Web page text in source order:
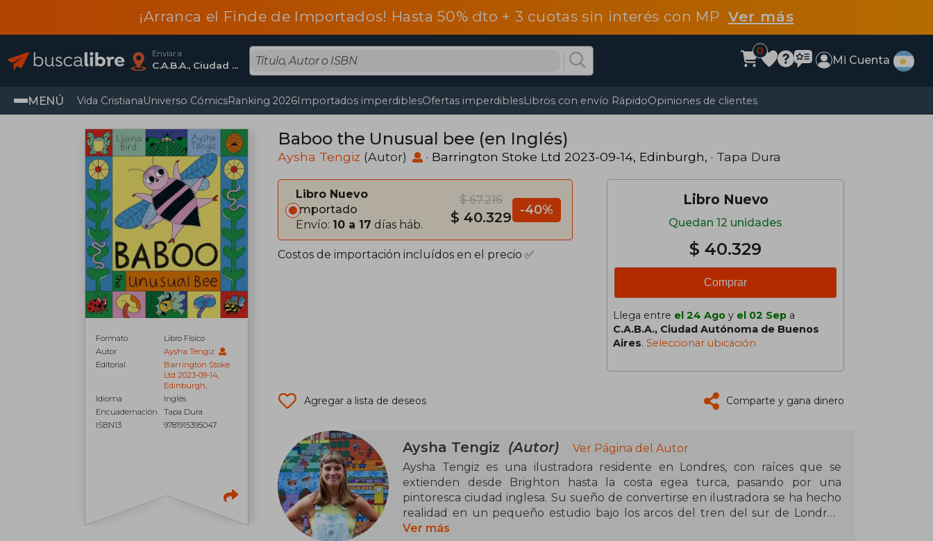
¡Arranca el Finde de Importados! Hasta 50% dto + 3 cuotas sin interés con MP Ver más
Enviar a
C.A.B.A., Ciudad Autónoma De Buenos Aires
0
Mi Cuenta
MENÚ Vida CristianaUniverso CómicsRanking 2026Importados imperdiblesOfertas imperdiblesLibros con envío RápidoOpiniones de clientes
Formato
Libro Físico
Autor
Aysha Tengiz
Editorial
Barrington Stoke
Ltd 2023-09-14,
Edinburgh,
Idioma
Inglés
Encuadernación
Tapa Dura
ISBN13
9781915395047
Baboo the Unusual bee (en Inglés)
Aysha Tengiz (Autor) · Barrington Stoke Ltd 2023-09-14, Edinburgh, · Tapa Dura
Libro Nuevo
Importado
Envío: 10 a 17 días háb.
$ 67.216
$ 40.329 -40%
Costos de importación incluídos en el precio ✅
Libro Nuevo
Quedan 12 unidades
$ 40.329
Comprar
Llega entre el 24 Ago y el 02 Sep a
C.A.B.A., Ciudad Autónoma de Buenos
Aires. Seleccionar ubicación
Agregar a lista de deseos Comparte y gana dinero
Aysha Tengiz (Autor)
Ver Página del Autor
Aysha Tengiz es una ilustradora residente en Londres, con raíces que se
extienden desde Brighton hasta la costa egea turca, pasando por una
pintoresca ciudad inglesa. Su sueño de convertirse en ilustradora se ha hecho
realidad en un pequeño estudio bajo los arcos del tren del sur de Londres,
donde crea historias llenas de carácter y color, influenciadas por los libros
Ver más